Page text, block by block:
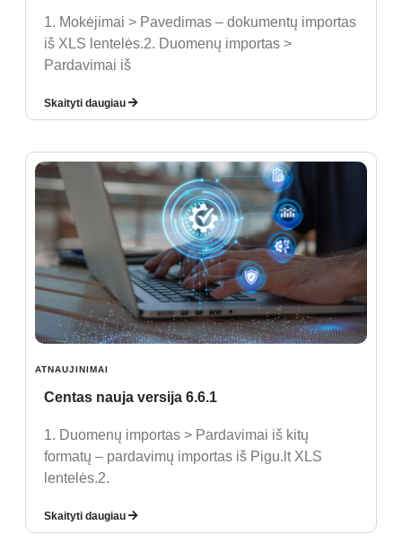
1. Mokėjimai > Pavedimas – dokumentų importas
iš XLS lentelės.2. Duomenų importas >
Pardavimai iš
Skaityti daugiau
ATNAUJINIMAI
Centas nauja versija 6.6.1
1. Duomenų importas > Pardavimai iš kitų
formatų – pardavimų importas iš Pigu.lt XLS
lentelės.2.
Skaityti daugiau